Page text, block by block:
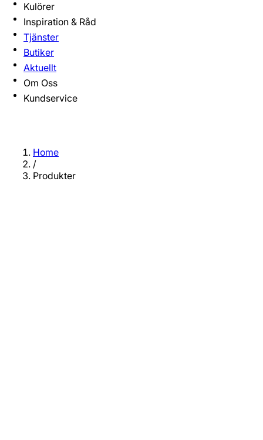
Kulörer
Inspiration & Råd
Tjänster
Butiker
Aktuellt
Om Oss
Kundservice
Home
/
Produkter